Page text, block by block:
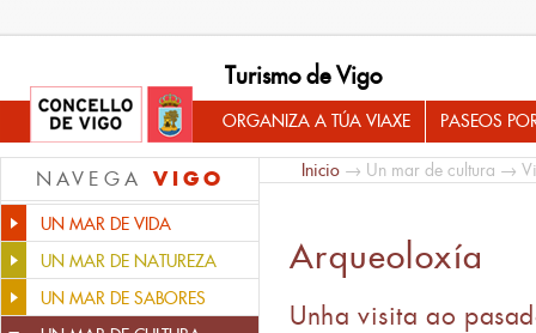
Turismo de Vigo
ORGANIZA A TÚA VIAXE PASEOS
NAVEGA VIGO
UN MAR DE VIDA
UN MAR DE NATUREZA
UN MAR DE SABORES
Inicio → Un mar de cultura →
Arqueoloxía
Unha visita ao